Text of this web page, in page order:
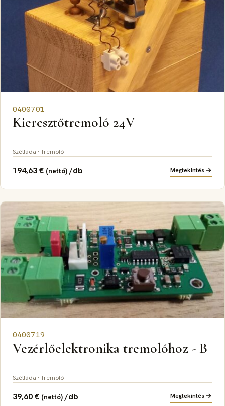
0400701
Kieresztőtremoló 24V
Szélláda · Tremoló
194,63€ (nettó) /db Megtekintés
0400719
Vezérlőelektronika tremolóhoz - B
Szélláda · Tremoló
39,60€ (nettó) /db Megtekintés